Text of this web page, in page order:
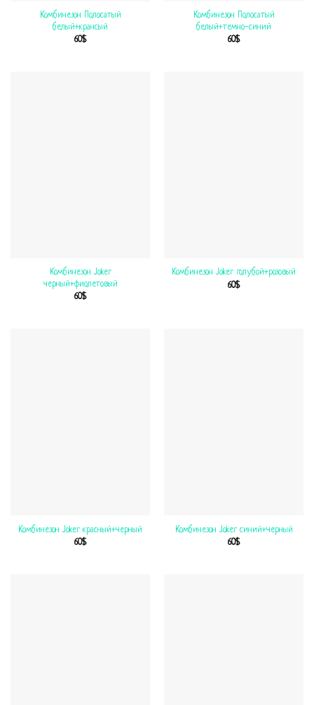
Комбинезон Полосатый
белый+крансый
60$
Комбинезон Полосатый
белый+темно-синий
60$
Комбинезон Joker
черный+фиолетовый
60$
Комбинезон Joker голубой+розовый
60$
Комбинезон Joker красный+черный
60$
Комбинезон Joker синий+черный
60$